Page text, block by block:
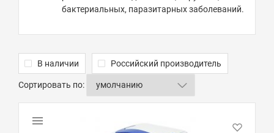
бактериальных, паразитарных заболеваний.
В наличии Российский производитель
Сортировать по: